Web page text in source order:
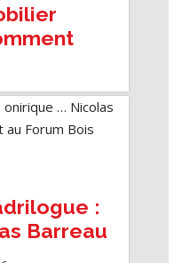
de
sacrifier
projet
:
Barreau
au